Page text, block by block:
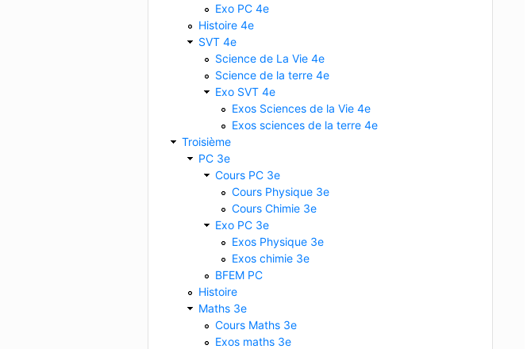
Exo PC 4e
Histoire 4e
SVT 4e
Science de La Vie 4e
Science de la terre 4e
Exo SVT 4e
Exos Sciences de la Vie 4e
Exos sciences de la terre 4e
Troisième
PC 3e
Cours PC 3e
Cours Physique 3e
Cours Chimie 3e
Exo PC 3e
Exos Physique 3e
Exos chimie 3e
BFEM PC
Histoire
Maths 3e
Cours Maths 3e
Exos maths 3e